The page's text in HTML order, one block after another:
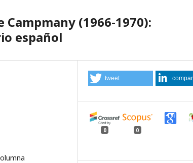
Campmany (1966-1970):
español
tweet
0 0